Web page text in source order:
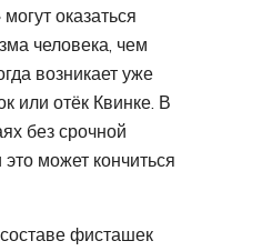
оказаться
человека, чем
возникает уже
или отёк Квинке. В
без срочной
может кончиться
фисташек